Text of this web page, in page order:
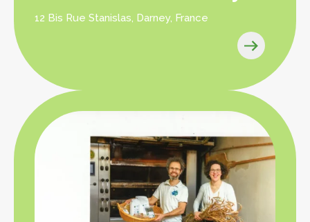
12 Bis Rue Stanislas, Darney, France